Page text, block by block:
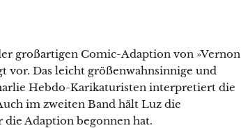
großartigen Comic-Adaption von »Vernon
vor. Das leicht größenwahnsinnige und
Hebdo-Karikaturisten interpretiert die
im zweiten Band hält Luz die
Adaption begonnen hat.